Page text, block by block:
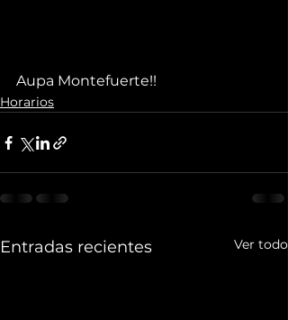
Aupa Montefuerte!!
Horarios
Entradas recientes Ver todo